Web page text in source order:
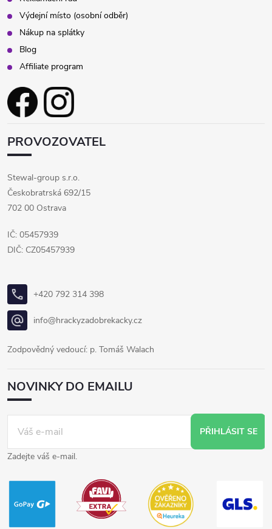
Výdejní místo (osobní odběr)
Nákup na splátky
Blog
Affiliate program
PROVOZOVATEL
Stewal-group s.r.o.
Českobratrská 692/15
702 00 Ostrava
IČ: 05457939
DIČ: CZ05457939
+420 792 314 398
info@hrackyzadobrekacky.cz
Zodpovědný vedoucí: p. Tomáš Walach
NOVINKY DO EMAILU
PŘIHLÁSIT SE
Zadejte váš e-mail.